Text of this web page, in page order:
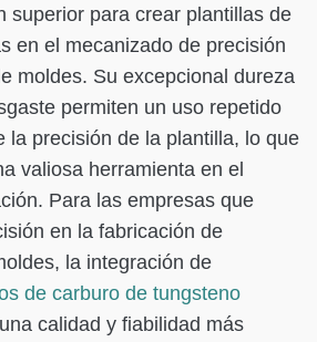
superior para crear plantillas de
en el mecanizado de precisión
moldes. Su excepcional dureza
permiten un uso repetido
la precisión de la plantilla, lo que
valiosa herramienta en el
Para las empresas que
en la fabricación de
la integración de
de carburo de tungsteno
calidad y fiabilidad más